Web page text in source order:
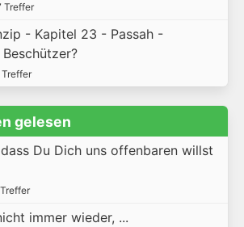
Treffer
- Kapitel 23 - Passah -
gelesen
Du Dich uns offenbaren willst
immer wieder, ...